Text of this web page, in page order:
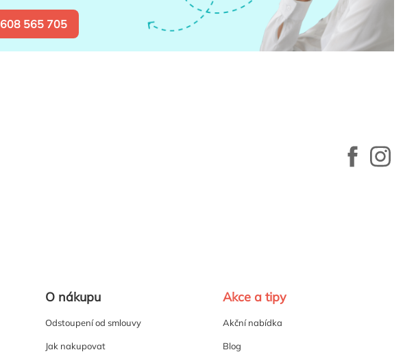
608 565 705
O nákupu
Odstoupení od smlouvy
Jak nakupovat
Akce a tipy
Akční nabídka
Blog